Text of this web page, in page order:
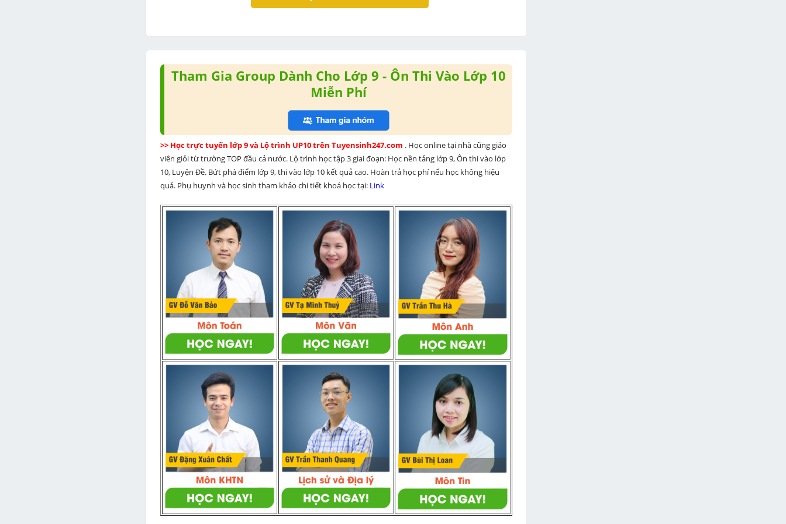
Tham Gia Group Dành Cho Lớp 9 - Ôn Thi Vào Lớp 10
Miễn Phí
>> Học trực tuyến lớp 9 và Lộ trình UP10 trên Tuyensinh247.com . Học online tại nhà cũng giáo
viên giỏi từ trường TOP đầu cả nước. Lộ trình học tập 3 giai đoạn: Học nền tảng lớp 9, Ôn thi vào lớp
10, Luyện Đề. Bứt phá điểm lớp 9, thi vào lớp 10 kết quả cao. Hoàn trả học phí nếu học không hiệu
quả. Phụ huynh và học sinh tham khảo chi tiết khoá học tại: Link